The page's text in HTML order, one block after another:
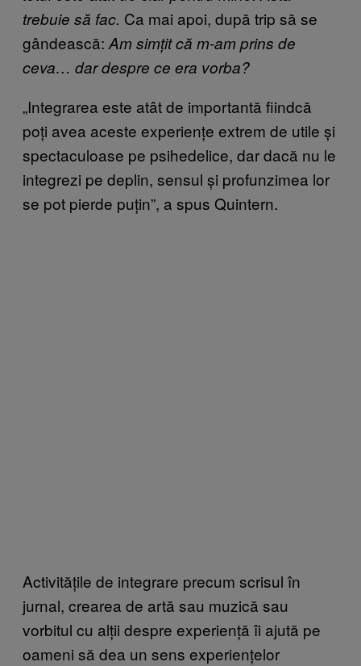
trebuie să fac. Ca mai apoi, după trip să se
gândească: Am simțit că m-am prins de
ceva… dar despre ce era vorba?
„Integrarea este atât de importantă fiindcă
poți avea aceste experiențe extrem de utile și
spectaculoase pe psihedelice, dar dacă nu le
integrezi pe deplin, sensul și profunzimea lor
se pot pierde puțin”, a spus Quintern.
Activitățile de integrare precum scrisul în
jurnal, crearea de artă sau muzică sau
vorbitul cu alții despre experiență îi ajută pe
oameni să dea un sens experiențelor